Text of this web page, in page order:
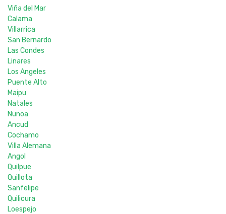
Viña del Mar
Calama
Villarrica
San Bernardo
Las Condes
Linares
Los Angeles
Puente Alto
Maipu
Natales
Nunoa
Ancud
Cochamo
Villa Alemana
Angol
Quilpue
Quillota
Sanfelipe
Quilicura
Loespejo